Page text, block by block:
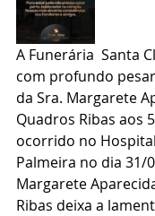
A Funerária  Santa
com profundo
da Sra. Margarete
Quadros Ribas aos
ocorrido no
Palmeira no dia 31/
Margarete
Ribas deixa a